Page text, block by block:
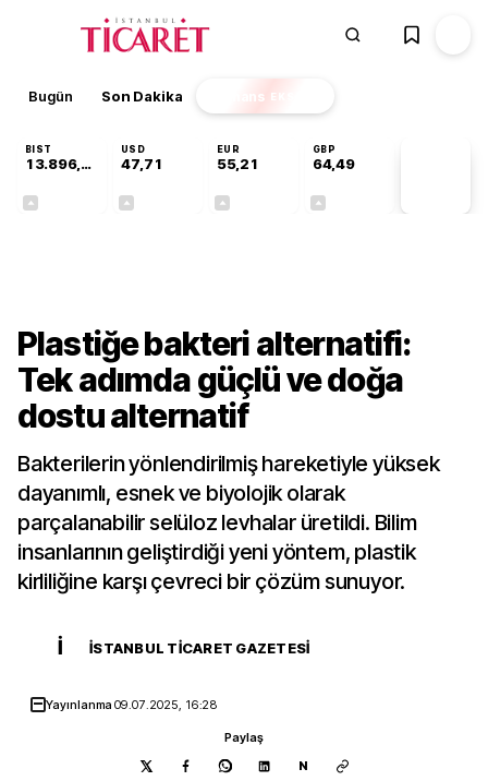
Bugün Son Dakika Finans EKSTRA
BIST
13.896,36
USD
47,71
EUR
55,21
GBP
64,49
Plastiğe bakteri alternatifi:
Tek adımda güçlü ve doğa
dostu alternatif
Bakterilerin yönlendirilmiş hareketiyle yüksek
dayanımlı, esnek ve biyolojik olarak
parçalanabilir selüloz levhalar üretildi. Bilim
insanlarının geliştirdiği yeni yöntem, plastik
kirliliğine karşı çevreci bir çözüm sunuyor.
İ İSTANBUL TICARET GAZETESI
Yayınlanma09.07.2025, 16:28
Paylaş
N